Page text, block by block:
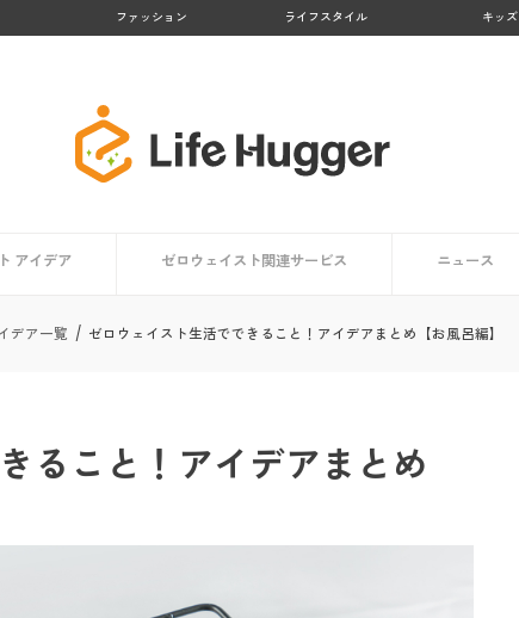
ファッション ライフスタイル キッズ
言
アイデア ゼロウェイスト関連サービス ニュース
デア一覧 ゼロウェイスト生活でできること！アイデアまとめ【お風呂編】
ること！アイデアまとめ